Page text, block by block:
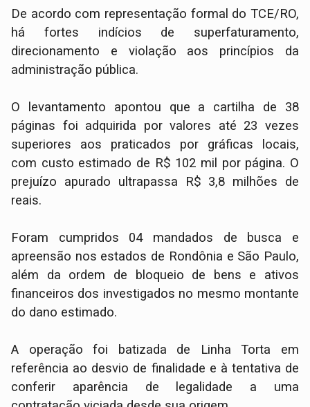
De acordo com representação formal do TCE/RO,
há fortes indícios de superfaturamento,
direcionamento e violação aos princípios da
administração pública.
O levantamento apontou que a cartilha de 38
páginas foi adquirida por valores até 23 vezes
superiores aos praticados por gráficas locais,
com custo estimado de R$ 102 mil por página. O
prejuízo apurado ultrapassa R$ 3,8 milhões de
reais.
Foram cumpridos 04 mandados de busca e
apreensão nos estados de Rondônia e São Paulo,
além da ordem de bloqueio de bens e ativos
financeiros dos investigados no mesmo montante
do dano estimado.
A operação foi batizada de Linha Torta em
referência ao desvio de finalidade e à tentativa de
conferir aparência de legalidade a uma